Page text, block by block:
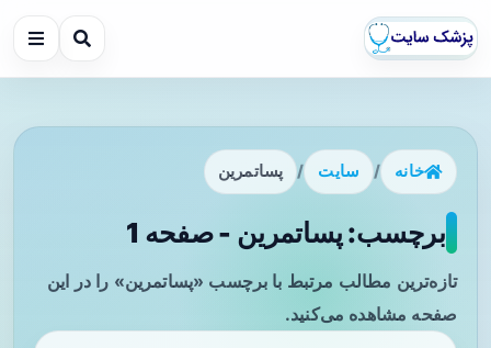
خانه / سایت / پسا‌تمرین
برچسب: پسا‌تمرین - صفحه 1
تازه‌ترین مطالب مرتبط با برچسب «پسا‌تمرین» را در این
صفحه مشاهده می‌کنید.